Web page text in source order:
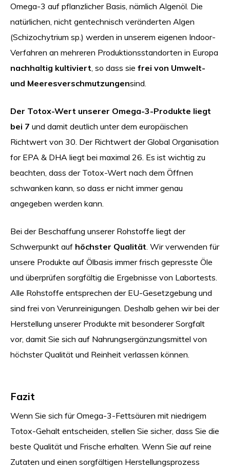
Omega-3 auf pflanzlicher Basis, nämlich Algenöl. Die
natürlichen, nicht gentechnisch veränderten Algen
(Schizochytrium sp.) werden in unserem eigenen Indoor-
Verfahren an mehreren Produktionsstandorten in Europa
nachhaltig kultiviert , so dass sie frei von Umwelt-
und Meeresverschmutzungensind.
Der Totox-Wert unserer Omega-3-Produkte liegt
bei 7 und damit deutlich unter dem europäischen
Richtwert von 30. Der Richtwert der Global Organisation
for EPA & DHA liegt bei maximal 26. Es ist wichtig zu
beachten, dass der Totox-Wert nach dem Öffnen
schwanken kann, so dass er nicht immer genau
angegeben werden kann.
Bei der Beschaffung unserer Rohstoffe liegt der
Schwerpunkt auf höchster Qualität . Wir verwenden für
unsere Produkte auf Ölbasis immer frisch gepresste Öle
und überprüfen sorgfältig die Ergebnisse von Labortests.
Alle Rohstoffe entsprechen der EU-Gesetzgebung und
sind frei von Verunreinigungen. Deshalb gehen wir bei der
Herstellung unserer Produkte mit besonderer Sorgfalt
vor, damit Sie sich auf Nahrungsergänzungsmittel von
höchster Qualität und Reinheit verlassen können.
Fazit
Wenn Sie sich für Omega-3-Fettsäuren mit niedrigem
Totox-Gehalt entscheiden, stellen Sie sicher, dass Sie die
beste Qualität und Frische erhalten. Wenn Sie auf reine
Zutaten und einen sorgfältigen Herstellungsprozess